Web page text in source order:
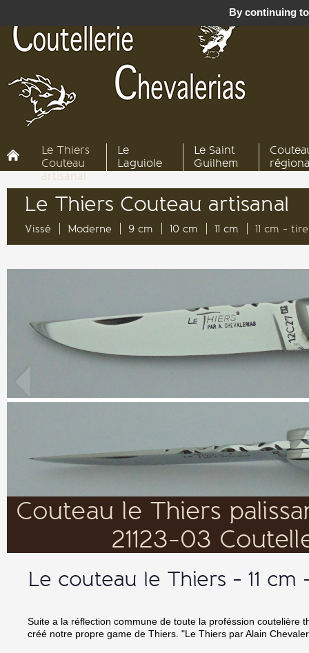
Le Thiers
Couteau
artisanal
Le
Laguiole
Le Saint
Guilhem
Le Thiers Couteau artisanal
Vissé Moderne 9 cm 10 cm 11 cm 11 cm -
Couteau le Thiers
21123-03
Le couteau le Thiers - 11
Suite a la réflection commune de toute la proféssion coutelière
créé notre propre game de Thiers. "Le Thiers par Alain
By continuing